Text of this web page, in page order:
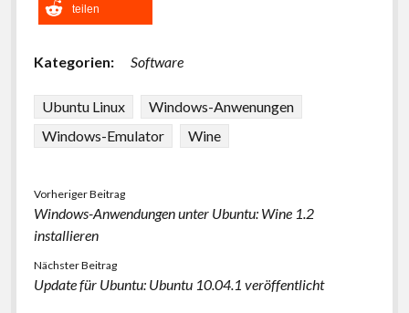
teilen
Kategorien: Software
Ubuntu Linux
Windows-Anwenungen
Windows-Emulator
Wine
Vorheriger Beitrag
Windows-Anwendungen unter Ubuntu: Wine 1.2
installieren
Nächster Beitrag
Update für Ubuntu: Ubuntu 10.04.1 veröffentlicht